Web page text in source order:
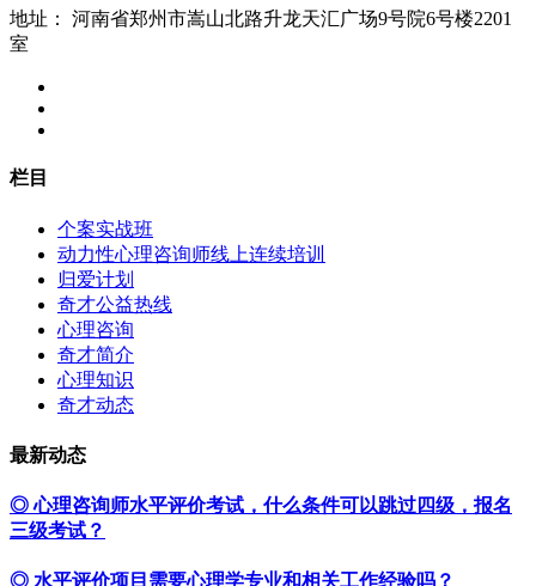
地址：
河南省郑州市嵩山北路升龙天汇广场9号院6号楼2201
室
栏目
个案实战班
动力性心理咨询师线上连续培训
归爱计划
奇才公益热线
心理咨询
奇才简介
心理知识
奇才动态
最新动态
◎ 心理咨询师水平评价考试，什么条件可以跳过四级，报名
三级考试？
◎ 水平评价项目需要心理学专业和相关工作经验吗？